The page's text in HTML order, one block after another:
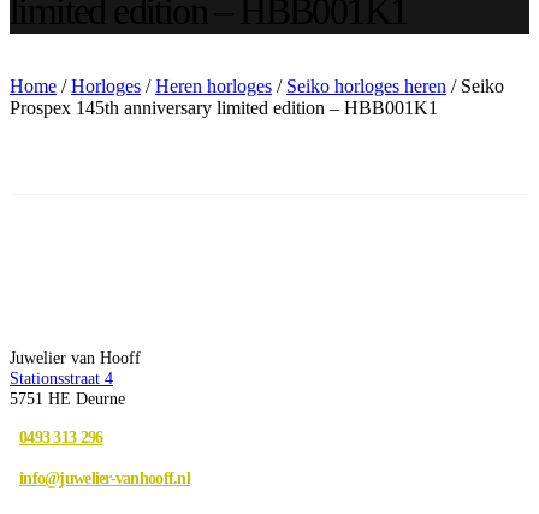
Home /Horloges /Heren horloges / Seiko horloges heren / Seiko
Prospex 145th anniversary limited edition – HBB001K1
Juwelier van Hooff
Stationsstraat 4
5751 HE Deurne
0493 313 296
info@juwelier-vanhooff.nl